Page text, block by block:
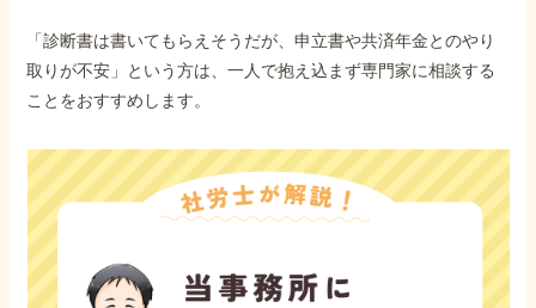
「診断書は書いてもらえそうだが、申立書や共済年金とのやり
取りが不安」という方は、一人で抱え込まず専門家に相談する
ことをおすすめします。